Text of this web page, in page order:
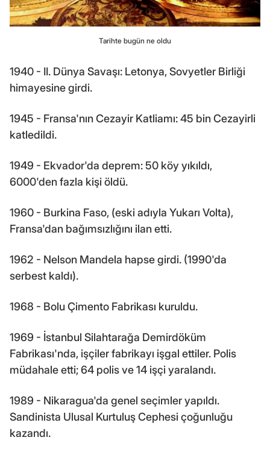
Tarihte bugün ne oldu
1940 - II. Dünya Savaşı: Letonya, Sovyetler Birliği
himayesine girdi.
1945 - Fransa'nın Cezayir Katliamı: 45 bin Cezayirli
katledildi.
1949 - Ekvador'da deprem: 50 köy yıkıldı,
6000'den fazla kişi öldü.
1960 - Burkina Faso, (eski adıyla Yukarı Volta),
Fransa'dan bağımsızlığını ilan etti.
1962 - Nelson Mandela hapse girdi. (1990'da
serbest kaldı).
1968 - Bolu Çimento Fabrikası kuruldu.
1969 - İstanbul Silahtarağa Demirdöküm
Fabrikası'nda, işçiler fabrikayı işgal ettiler. Polis
müdahale etti; 64 polis ve 14 işçi yaralandı.
1989 - Nikaragua'da genel seçimler yapıldı.
Sandinista Ulusal Kurtuluş Cephesi çoğunluğu
kazandı.